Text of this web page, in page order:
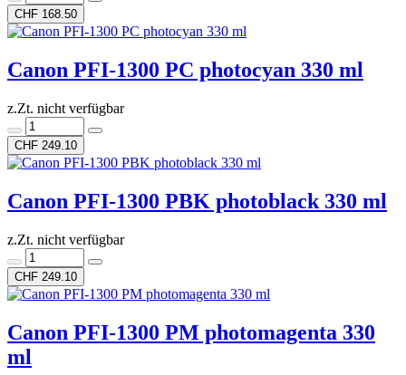
CHF 168.50
Canon PFI-1300 PC photocyan 330 ml
z.Zt. nicht verfügbar
CHF 249.10
Canon PFI-1300 PBK photoblack 330 ml
z.Zt. nicht verfügbar
CHF 249.10
Canon PFI-1300 PM photomagenta 330
ml